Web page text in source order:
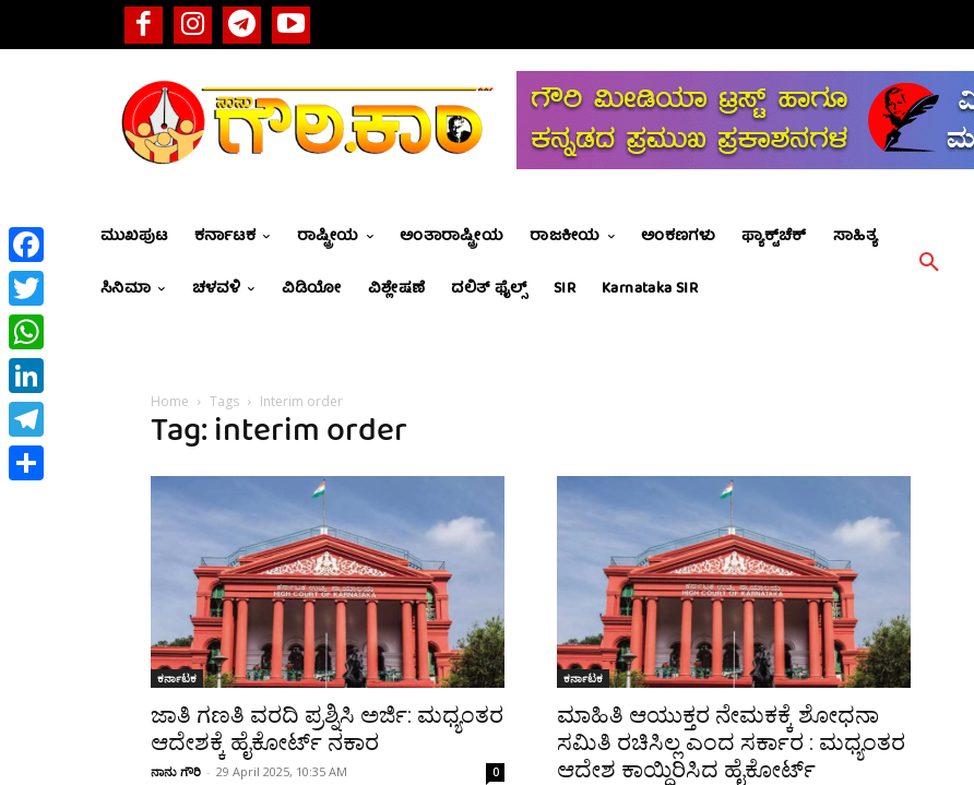
ಮುಖಪುಟ ಕರ್ನಾಟಕ ರಾಷ್ಟ್ರೀಯ ಅಂತಾರಾಷ್ಟ್ರೀಯ ರಾಜಕೀಯ ಅಂಕಣಗಳು ಫ್ಯಾಕ್ಟ್‌ಚೆಕ್
ಸಾಹಿತ್ಯ
ಸಿನಿಮಾ
ಚಳವಳಿ ವಿಡಿಯೋ ವಿಶ್ಲೇಷಣೆ ದಲಿತ್ ಫೈಲ್ಸ್ SIR Karnataka SIR
Home Tags Interim order
Tag: interim order
ಕರ್ನಾಟಕ
ಜಾತಿ ಗಣತಿ ವರದಿ ಪ್ರಶ್ನಿಸಿ ಅರ್ಜಿ: ಮಧ್ಯಂತರ
ಆದೇಶಕ್ಕೆ ಹೈಕೋರ್ಟ್ ನಕಾರ
ನಾನು ಗೌರಿ - 29 April 2025, 10:35 AM 0
ಕರ್ನಾಟಕ
ಮಾಹಿತಿ ಆಯುಕ್ತರ ನೇಮಕಕ್ಕೆ ಶೋಧನಾ
ಸಮಿತಿ ರಚಿಸಿಲ್ಲ ಎಂದ ಸರ್ಕಾರ : ಮಧ್ಯಂತರ
ಆದೇಶ ಕಾಯ್ದಿರಿಸಿದ ಹೈಕೋರ್ಟ್‌
Facebook
Twitter
WhatsApp
LinkedIn
Telegram